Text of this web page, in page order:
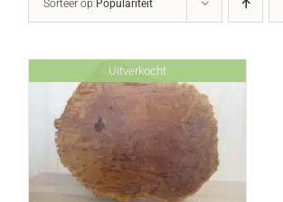
Sorteer op Populariteit
Uitverkocht